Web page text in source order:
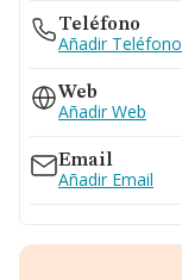
Teléfono
Añadir Teléfono
Web
Añadir Web
Email
Añadir Email